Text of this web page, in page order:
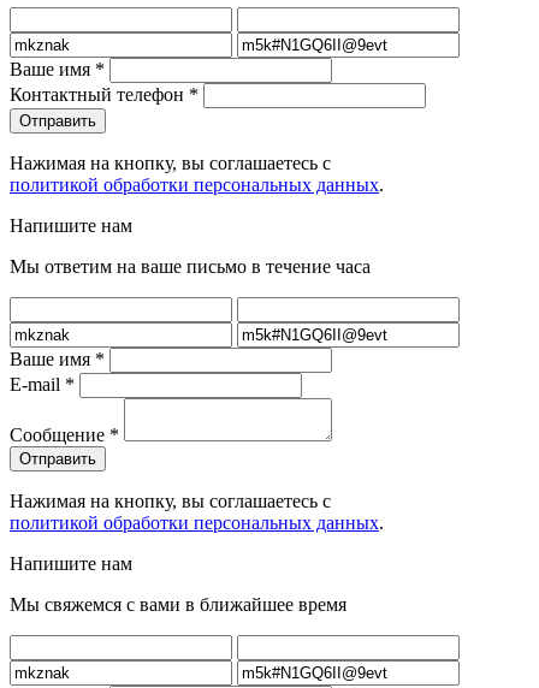
Ваше имя *
Контактный телефон *
Нажимая на кнопку, вы соглашаетесь с
политикой обработки персональных данных.
Напишите нам
Мы ответим на ваше письмо в течение часа
Ваше имя *
E-mail *
Сообщение *
Нажимая на кнопку, вы соглашаетесь с
политикой обработки персональных данных.
Напишите нам
Мы свяжемся с вами в ближайшее время